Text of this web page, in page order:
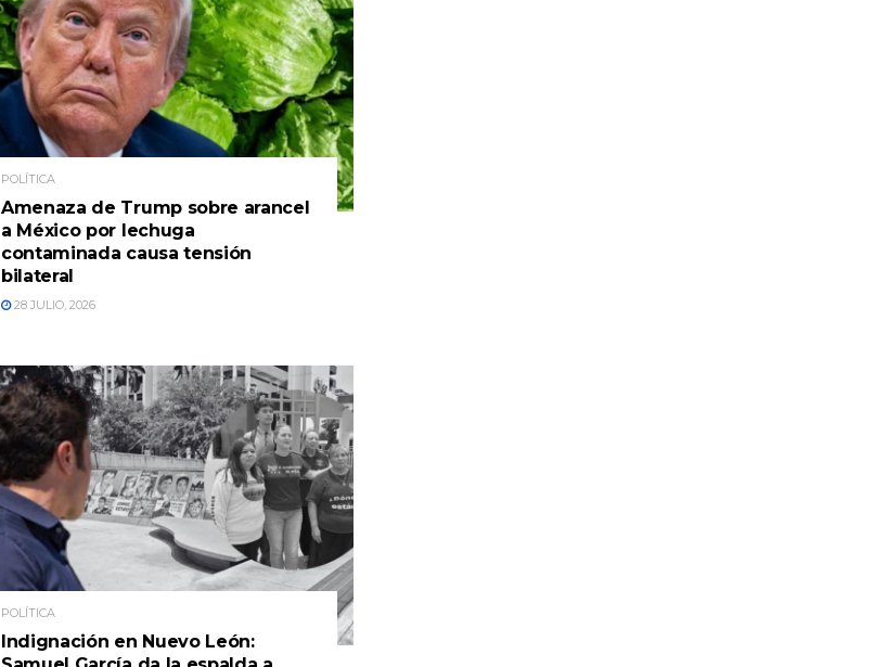
POLÍTICA
Amenaza de Trump sobre arancel
a México por lechuga
contaminada causa tensión
bilateral
28 JULIO, 2026
POLÍTICA
Indignación en Nuevo León: